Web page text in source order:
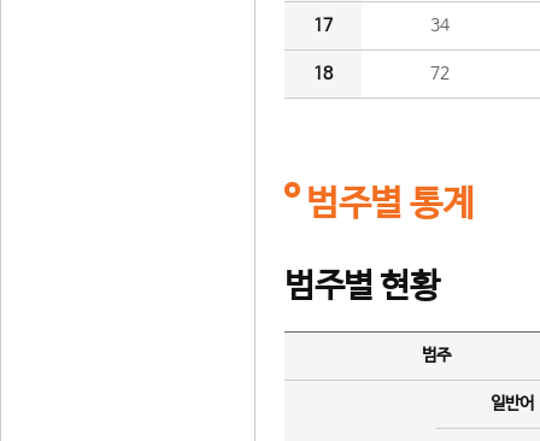
17 34
18 72
범주별 통계
범주별 현황
범주
일반어